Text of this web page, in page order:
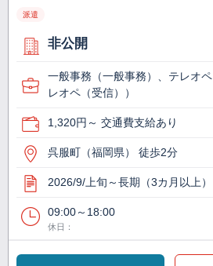
派遣
非公開
一般事務（一般事務）、テレオ
レオペ（受信））
1,320円～ 交通費支給あり
呉服町（福岡県） 徒歩2分
2026/9/上旬～長期（3カ月以上）
09:00～18:00
休日：